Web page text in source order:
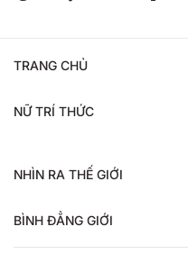
TRANG CHỦ
NỮ TRÍ THỨC
NHÌN RA THẾ GIỚI
BÌNH ĐẲNG GIỚI